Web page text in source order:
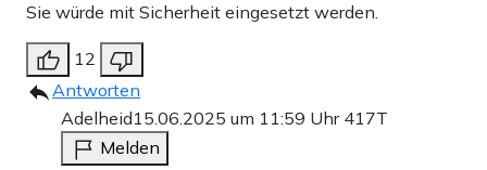
Sie würde mit Sicherheit eingesetzt werden.
12
Antworten
Adelheid15.06.2025 um 11:59 Uhr 417T
Melden